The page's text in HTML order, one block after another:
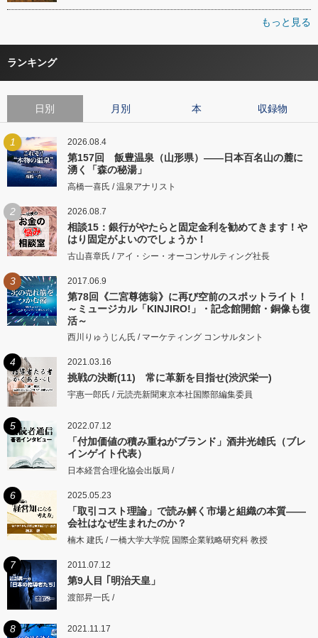
もっと見る
ランキング
日別 月別 本 収録物
1 2026.08.4
第157回 飯豊温泉（山形県）――日本百名山の麓に
湧く「森の秘湯」
高橋一喜氏 / 温泉アナリスト
2 2026.08.7
相談15：銀行がやたらと固定金利を勧めてきます！や
はり固定がよいのでしょうか！
古山喜章氏 / アイ・シー・オーコンサルティング社長
3 2017.06.9
第78回《二宮尊徳翁》に再び空前のスポットライト！
～ミュージカル「KINJIRO!」・記念館開館・銅像も復
活～
西川りゅうじん氏 / マーケティング コンサルタント
4 2021.03.16
挑戦の決断(11) 常に革新を目指せ(渋沢栄一)
宇惠一郎氏 / 元読売新聞東京本社国際部編集委員
5 2022.07.12
「付加価値の積み重ねがブランド」酒井光雄氏（ブレ
インゲイト代表）
日本経営合理化協会出版局 /
6 2025.05.23
「取引コスト理論」で読み解く市場と組織の本質――
会社はなぜ生まれたのか？
楠木 建氏 / 一橋大学大学院 国際企業戦略研究科 教授
7 2011.07.12
第9人目 ｢明治天皇」
渡部昇一氏 /
8 2021.11.17